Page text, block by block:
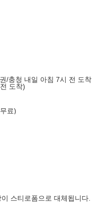
/충청 내일 아침 7시 전 도착
도착)
료)
스티로폼으로 대체됩니다.